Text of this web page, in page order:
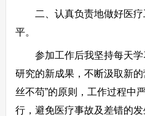
二、认真负责地做好医疗
平。
参加工作后我坚持每天学
研究的新成果，不断汲取新
丝不苟”的原则，工作过程中
行，避免医疗事故及差错的